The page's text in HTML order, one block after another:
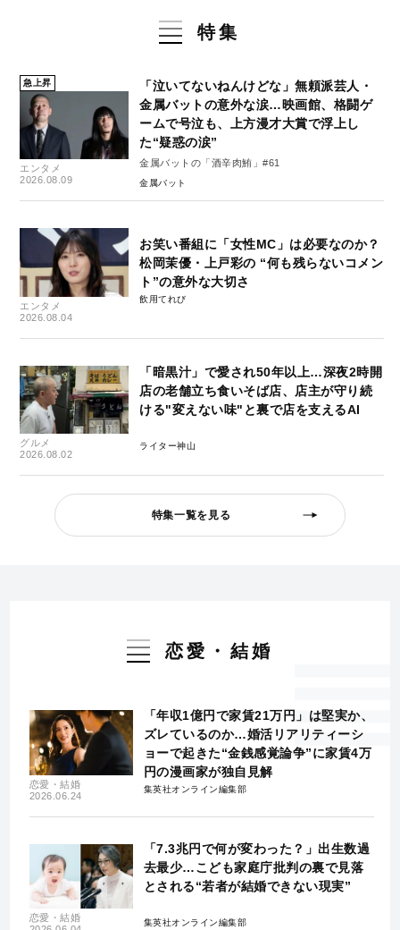
特集
急上昇
エンタメ
2026.08.09
「泣いてないねんけどな」無頼派芸人・
金属バットの意外な涙…映画館、格闘ゲ
ームで号泣も、上方漫才大賞で浮上し
た“疑惑の涙”
金属バットの「酒辛肉鮪」#61
金属バット
エンタメ
2026.08.04
お笑い番組に「女性MC」は必要なのか？
松岡茉優・上戸彩の “何も残らないコメン
ト”の意外な大切さ
飲用てれび
グルメ
2026.08.02
「暗黒汁」で愛され50年以上…深夜2時開
店の老舗立ち食いそば店、店主が守り続
ける"変えない味"と裏で店を支えるAI
ライター神山
特集一覧を見る
恋愛・結婚
恋愛・結婚
2026.06.24
「年収1億円で家賃21万円」は堅実か、
ズレているのか…婚活リアリティーシ
ョーで起きた“金銭感覚論争”に家賃4万
円の漫画家が独自見解
集英社オンライン編集部
恋愛・結婚
「7.3兆円で何が変わった？」出生数過
去最少…こども家庭庁批判の裏で見落
とされる“若者が結婚できない現実”
集英社オンライン編集部